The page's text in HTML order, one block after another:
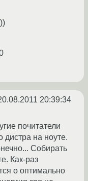
20:39:34
почитатели
дистра на ноуте.
Собирать
Как-раз
о оптимально